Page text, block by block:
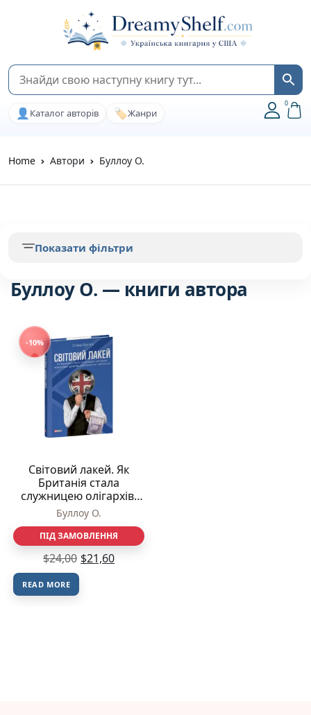
👤 Каталог авторів 🏷️Жанри
0
Home Автори Буллоу О.
Буллоу О. — книги автора
-10%
Світовий лакей. Як
Британія стала
служницею олігархів,
податкових шахраїв,
клептократів і
злочинців – Буллоу О. –
Фоліо
Буллоу О.
ПІД ЗАМОВЛЕННЯ
$24,00 $21,60
READ MORE
Показати фільтри